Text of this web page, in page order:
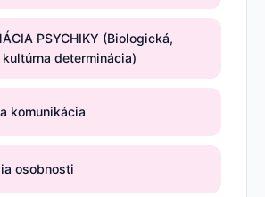
PSYCHIKY (Biologická,
determinácia)
komunikácia
osobnosti